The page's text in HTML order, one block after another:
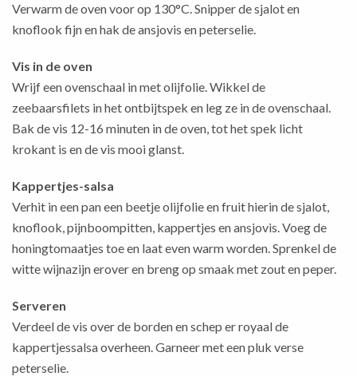
Verwarm de oven voor op 130°C. Snipper de sjalot en
knoflook fijn en hak de ansjovis en peterselie.
Vis in de oven
Wrijf een ovenschaal in met olijfolie. Wikkel de
zeebaarsfilets in het ontbijtspek en leg ze in de ovenschaal.
Bak de vis 12-16 minuten in de oven, tot het spek licht
krokant is en de vis mooi glanst.
Kappertjes-salsa
Verhit in een pan een beetje olijfolie en fruit hierin de sjalot,
knoflook, pijnboompitten, kappertjes en ansjovis. Voeg de
honingtomaatjes toe en laat even warm worden. Sprenkel de
witte wijnazijn erover en breng op smaak met zout en peper.
Serveren
Verdeel de vis over de borden en schep er royaal de
kappertjessalsa overheen. Garneer met een pluk verse
peterselie.